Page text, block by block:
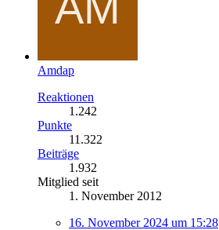
Amdap
Reaktionen
1.242
Punkte
11.322
Beiträge
1.932
Mitglied seit
1. November 2012
16. November 2024 um 15:28